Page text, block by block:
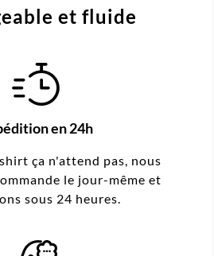
et fluide
en 24h
ça n'attend pas, nous
le jour-même et
sous 24 heures.